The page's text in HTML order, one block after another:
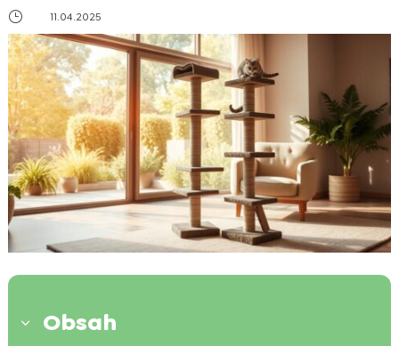
}
11.04.2025
3 Obsah